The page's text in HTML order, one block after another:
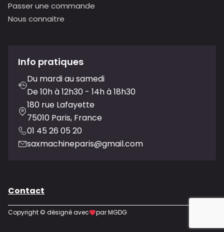
Passer une commande
Nous connaitre
Info pratiques
Du mardi au samedi
De 10h à 12h30 - 14h à 18h30
180 rue Lafayette
75010 Paris, France
01 45 26 05 20
saxmachineparis@gmail.com
Contact
Copyright © désigné avec par MGDG